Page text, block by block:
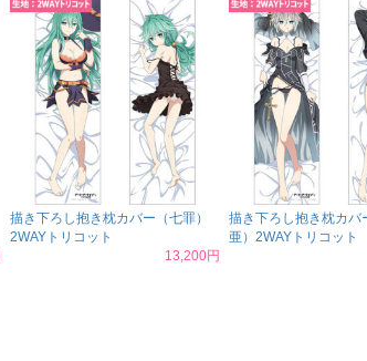
描き下ろし抱き枕カバー（七罪）
2WAYトリコット
13,200円
描き下ろし抱き枕カバ
亜）2WAYトリコット